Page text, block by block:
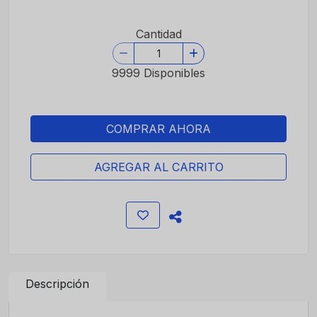
Cantidad
9999 Disponibles
COMPRAR AHORA
AGREGAR AL CARRITO
Descripción